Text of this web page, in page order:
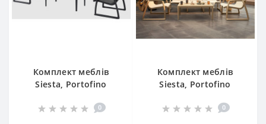
Комплект меблів
Siesta, Portofino
подлокотниками 238
0
Комплект меблів
Siesta, Portofino
подлокотниками 238
0